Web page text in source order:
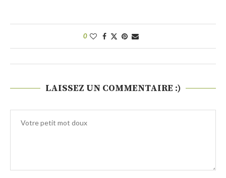
0
LAISSEZ UN COMMENTAIRE :)